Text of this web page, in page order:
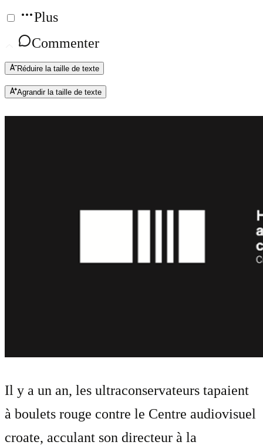
Plus
Commenter
Réduire la taille de texte
Agrandir la taille de texte
Il y a un an, les ultraconservateurs tapaient
à boulets rouge contre le Centre audiovisuel
croate, acculant son directeur à la